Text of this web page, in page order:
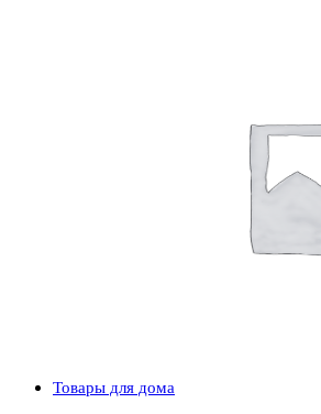
Товары для дома